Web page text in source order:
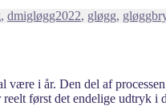
, dmigløgg2022, gløgg,
i år. Den del af
først det endelige udtryk i